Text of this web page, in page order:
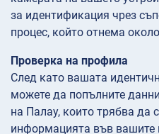
за идентификация чрез
процес, който отнема
Проверка на профила
След като вашата
можете да попълните
на Палау, които трябва да
информацията във вашите